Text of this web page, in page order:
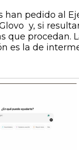
han pedido al
y, si
que procedan.
es la de